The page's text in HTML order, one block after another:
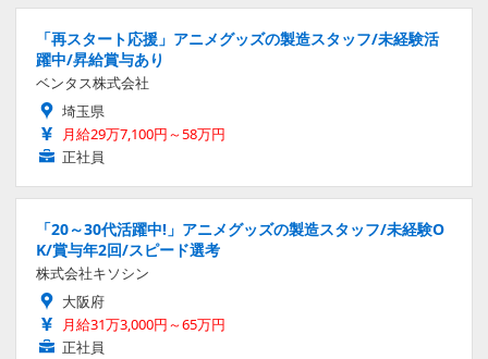
「再スタート応援」アニメグッズの製造スタッフ/未経験活
躍中/昇給賞与あり
ベンタス株式会社
埼玉県
月給29万7,100円～58万円
正社員
「20～30代活躍中!」アニメグッズの製造スタッフ/未経験O
K/賞与年2回/スピード選考
株式会社キソシン
大阪府
月給31万3,000円～65万円
正社員